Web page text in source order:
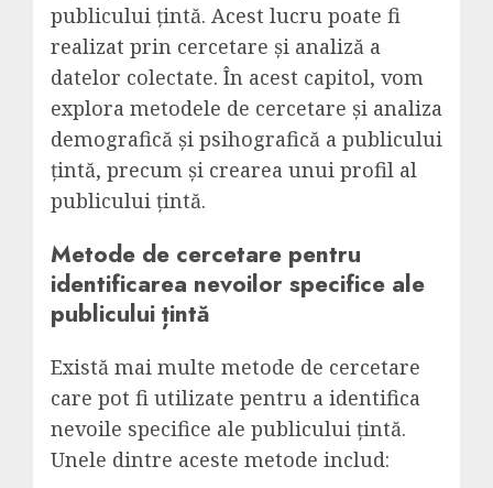
publicului țintă. Acest lucru poate fi
realizat prin cercetare și analiză a
datelor colectate. În acest capitol, vom
explora metodele de cercetare și analiza
demografică și psihografică a publicului
țintă, precum și crearea unui profil al
publicului țintă.
Metode de cercetare pentru
identificarea nevoilor specifice ale
publicului țintă
Există mai multe metode de cercetare
care pot fi utilizate pentru a identifica
nevoile specifice ale publicului țintă.
Unele dintre aceste metode includ: